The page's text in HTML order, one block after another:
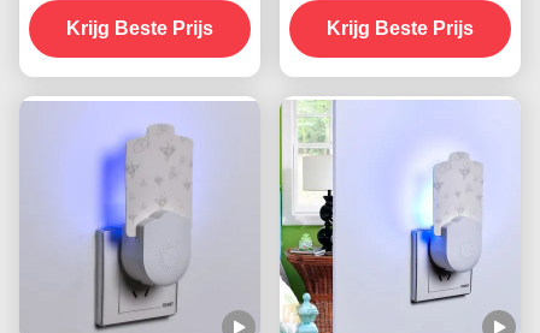
muggenverdelgende
lamp vliegende
Krijg Beste Prijs
muggenverdelgende
lamp Vliegende
Krijg Beste Prijs